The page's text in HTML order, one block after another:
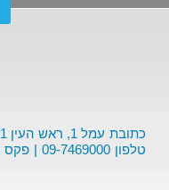
כתובת עמל 1, ראש העין 4809201
טלפון 09-7469000 פקס